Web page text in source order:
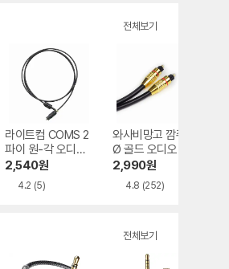
전체보기
라이트컴 COMS 2
파이 원-각 오디오
광케이블 (AV040
2) 1m
2,540원
4.2 (5)
와사비망고 깜쥐 6
Ø 골드 오디오 광케
이블 1.5m
2,990원
4.8 (252)
전체보기